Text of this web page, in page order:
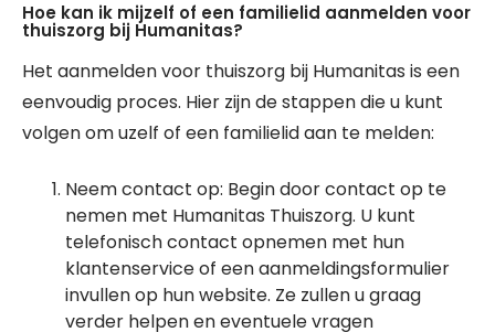
Hoe kan ik mijzelf of een familielid aanmelden voor
thuiszorg bij Humanitas?
Het aanmelden voor thuiszorg bij Humanitas is een
eenvoudig proces. Hier zijn de stappen die u kunt
volgen om uzelf of een familielid aan te melden:
Neem contact op: Begin door contact op te
nemen met Humanitas Thuiszorg. U kunt
telefonisch contact opnemen met hun
klantenservice of een aanmeldingsformulier
invullen op hun website. Ze zullen u graag
verder helpen en eventuele vragen